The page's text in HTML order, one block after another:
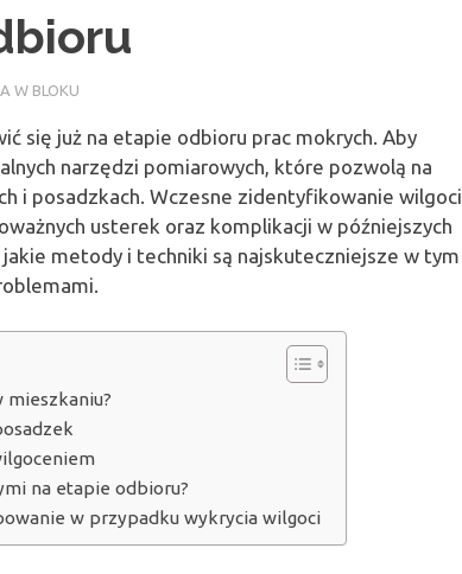
W BLOKU
się już na etapie odbioru prac mokrych. Aby
narzędzi pomiarowych, które pozwolą na
i posadzkach. Wczesne zidentyfikowanie wilgoci
usterek oraz komplikacji w późniejszych
metody i techniki są najskuteczniejsze w tym
mieszkaniu?
na etapie odbioru?
w przypadku wykrycia wilgoci